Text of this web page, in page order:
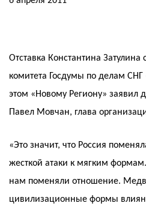
Отставка Константина
комитета Госдумы по делам
этом «Новому Региону» заявил
Павел Мовчан, глава
«Это значит, что Россия
жесткой атаки к мягким
нам поменяли отношение.
цивилизационные формы